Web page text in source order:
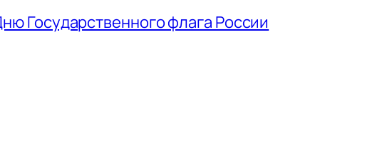
Государственного флага России